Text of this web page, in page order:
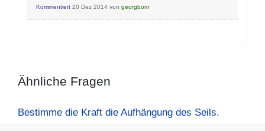
Kommentiert 20 Dez 2014 von georgborn
Ähnliche Fragen
Bestimme die Kraft die Aufhängung des Seils.